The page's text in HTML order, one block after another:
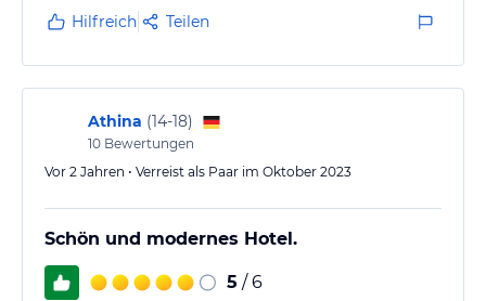
etc.)Hilfreich Teilen
Athina (14-18)
10 Bewertungen
Vor 2 Jahren • Verreist als Paar im Oktober 2023
Schön und modernes Hotel.
5 / 6